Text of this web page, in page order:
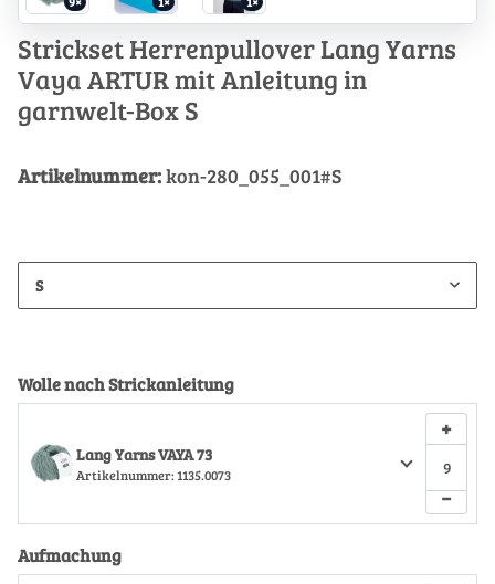
Strickset Herrenpullover Lang Yarns
Vaya ARTUR mit Anleitung in
garnwelt-Box S
Artikelnummer:kon-280_055_001#S
S
Wolle nach Strickanleitung
Lang Yarns VAYA 73
Artikelnummer: 1135.0073
−
+
Aufmachung